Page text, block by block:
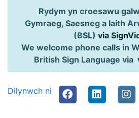
Rydym yn croesawu
Gymraeg, Saesneg a Iaith
(BSL) via
We welcome phone calls in
British Sign Language via
Dilynwch ni